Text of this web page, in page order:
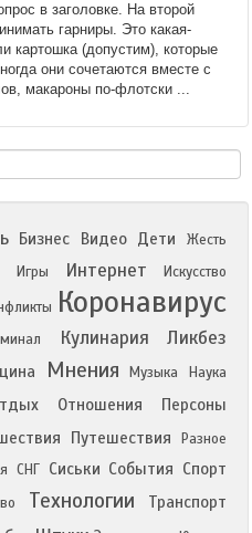
в заголовке. На второй
гарниры. Это какая-
картошка (допустим), которые
они сочетаются вместе с
макароны по-флотски ...
Бизнес Видео Дети
Жесть
Игры Интернет Искусство
Коронавирус
Кулинария Ликбез
Мнения Музыка Наука
Отношения Персоны
Путешествия
Разное
СНГ Сиськи События Спорт
Технологии Транспорт